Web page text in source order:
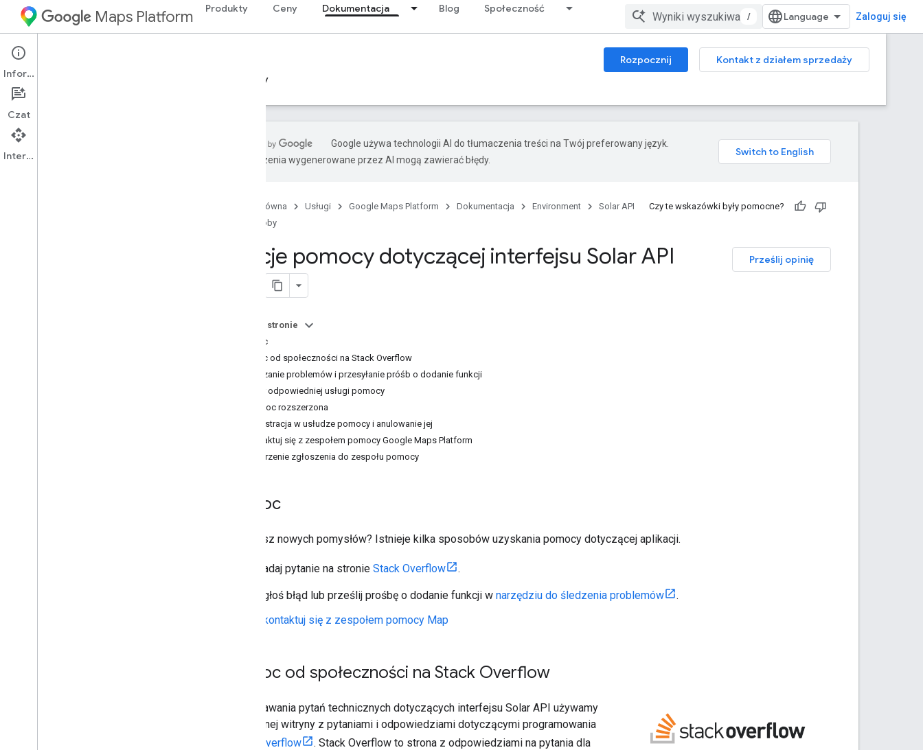
Maps Platform Produkty Ceny Dokumentacja Blog Społeczność
/ Zaloguj się
Environment Rozpocznij
Kontakt z działem sprzedaży
Przewodniki
Zasoby
Google używa technologii AI do tłumaczenia treści na Twój preferowany język.
Tłumaczenia wygenerowane przez AI mogą zawierać błędy.
Strona główna Usługi Google Maps Platform Dokumentacja Environment
Solar API
Zasoby
Czy te wskazówki były pomocne?
Prześlij opinię
Opcje pomocy dotyczącej interfejsu Solar API
Na tej stronie
Pomoc
Pomoc od społeczności na Stack Overflow
Zgłaszanie problemów i przesyłanie próśb o dodanie funkcji
Wybór odpowiedniej usługi pomocy
Pomoc rozszerzona
Rejestracja w usłudze pomocy i anulowanie jej
Skontaktuj się z zespołem pomocy Google Maps Platform
Tworzenie zgłoszenia do zespołu pomocy
Pomoc
Nie masz nowych pomysłów? Istnieje kilka sposobów uzyskania pomocy dotyczącej aplikacji.
Zadaj pytanie na stronie Stack Overflow .
Zgłoś błąd lub prześlij prośbę o dodanie funkcji w narzędziu do śledzenia problemów
.
Skontaktuj się z zespołem pomocy Map
Pomoc od społeczności na Stack Overflow
Do zadawania pytań technicznych dotyczących interfejsu Solar API używamy
popularnej witryny z pytaniami i odpowiedziami dotyczącymi programowania
Stack Overflow
. Stack Overflow to strona z odpowiedziami na pytania dla
Informacje
Czat
Interfejs API